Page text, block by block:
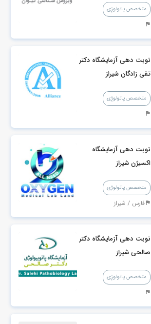
متخصص پاتولوژِی
نوبت دهی آزمایشگاه دکتر
تقی زادگان شیراز
متخصص پاتولوژِی
نوبت دهی آزمایشگاه
اکسیژن شیراز
متخصص پاتولوژی
فارس / شیراز
نوبت دهی آزمایشگاه دکتر
صالحی شیراز
متخصص پاتولوژِی